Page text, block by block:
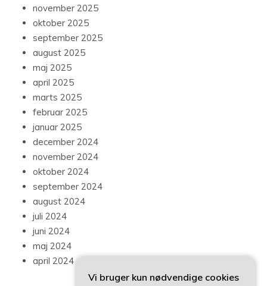
november 2025
oktober 2025
september 2025
august 2025
maj 2025
april 2025
marts 2025
februar 2025
januar 2025
december 2024
november 2024
oktober 2024
september 2024
august 2024
juli 2024
juni 2024
maj 2024
april 2024
Vi bruger kun nødvendige cookies